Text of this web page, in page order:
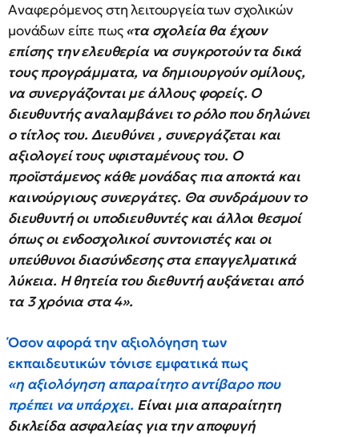
Αναφερόμενος στη λειτουργεία των σχολικών
μονάδων είπε πως«τα σχολεία θα έχουν
επίσης την ελευθερία να συγκροτούν τα δικά
τους προγράμματα, να δημιουργούν ομίλους,
να συνεργάζονται με άλλους φορείς. Ο
διευθυντής αναλαμβάνει το ρόλο που δηλώνει
ο τίτλος του. Διευθύνει , συνεργάζεται και
αξιολογεί τους υφισταμένους του. Ο
προϊστάμενος κάθε μονάδας πια αποκτά και
καινούργιους συνεργάτες. Θα συνδράμουν το
διευθυντή οι υποδιευθυντές και άλλοι θεσμοί
όπως οι ενδοσχολικοί συντονιστές και οι
υπεύθυνοι διασύνδεσης στα επαγγελματικά
λύκεια. Η θητεία του διεθυντή αυξάνεται από
τα 3 χρόνια στα 4».
Όσον αφορά την αξιολόγηση των
εκπαιδευτικών τόνισε εμφατικά πως
«η αξιολόγηση απαραίτητο αντίβαρο που
πρέπει να υπάρχει. Είναι μια απαραίτητη
δικλείδα ασφαλείας για την αποφυγή